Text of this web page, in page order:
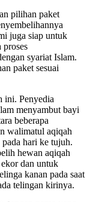
pilihan paket
juga siap untuk
syariat Islam.
paket sesuai
ini. Penyedia
menyambut bayi
beberapa
walimatul aqiqah
pada hari ke tujuh.
hewan aqiqah
dan untuk
kanan pada saat
telingan kirinya.